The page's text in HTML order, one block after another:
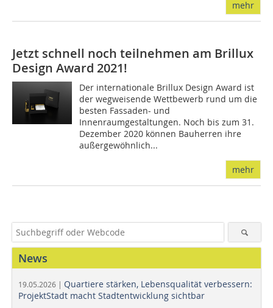
mehr
Jetzt schnell noch teilnehmen am Brillux
Design Award 2021!
Der internationale Brillux Design Award ist
der wegweisende Wettbewerb rund um die
besten Fassaden- und
Innenraumgestaltungen. Noch bis zum 31.
Dezember 2020 können Bauherren ihre
außergewöhnlich...
mehr
News
19.05.2026 | Quartiere stärken, Lebensqualität verbessern:
ProjektStadt macht Stadtentwicklung sichtbar